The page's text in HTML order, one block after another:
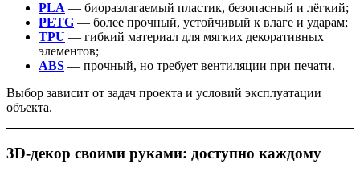
PLA — биоразлагаемый пластик, безопасный и лёгкий;
PETG — более прочный, устойчивый к влаге и ударам;
TPU — гибкий материал для мягких декоративных
элементов;
ABS — прочный, но требует вентиляции при печати.
Выбор зависит от задач проекта и условий эксплуатации
объекта.
3D-декор своими руками: доступно каждому